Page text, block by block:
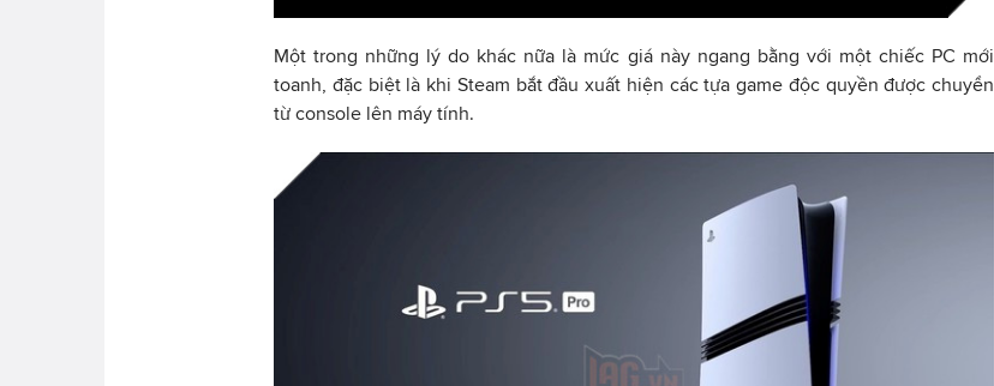
Một trong những lý do khác nữa là mức giá này ngang bằng với một chiếc PC mới
toanh, đặc biệt là khi Steam bắt đầu xuất hiện các tựa game độc quyền được chuyển
từ console lên máy tính.